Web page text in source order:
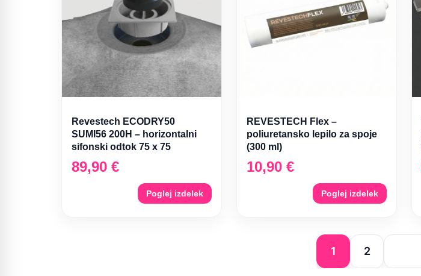
Revestech ECODRY50
SUMI56 200H – horizontalni
sifonski odtok 75 x 75
89,90 €
Poglej izdelek
REVESTECH Flex –
poliuretansko lepilo za spoje
(300 ml)
10,90 €
Poglej izdelek
1 2